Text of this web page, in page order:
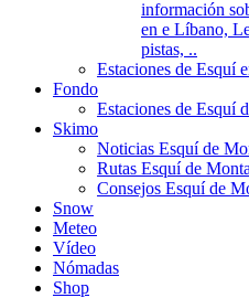
información
en e Líbano,
pistas, ..
Estaciones de Esquí
Fondo
Estaciones de Esquí
Skimo
Noticias Esquí de
Rutas Esquí de
Consejos Esquí de
Snow
Meteo
Vídeo
Nómadas
Shop